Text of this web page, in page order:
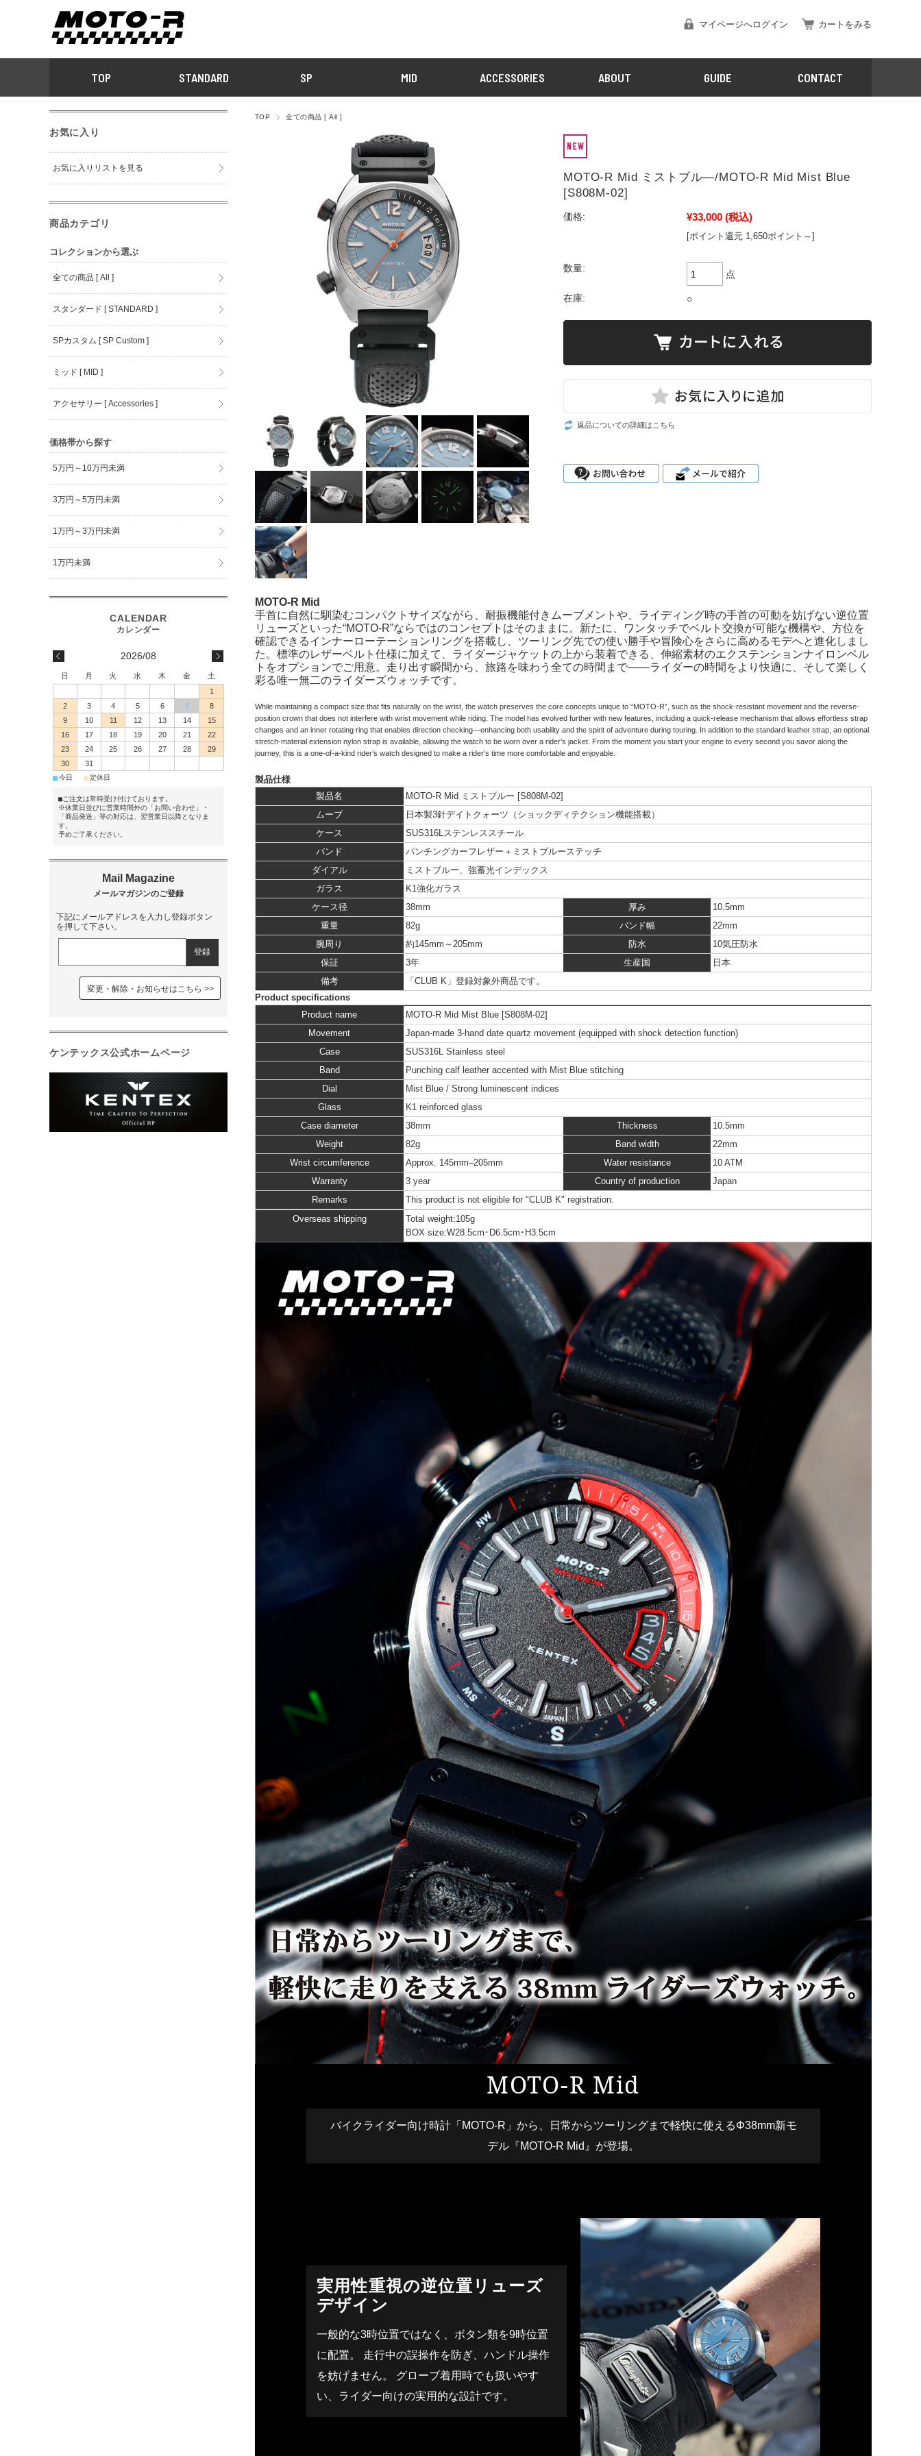
マイページへログイン カートをみる
TOP STANDARD SP MID ACCESSORIES ABOUT GUIDE CONTACT
TOP 全ての商品 [ All ]
MOTO-R Mid ミストブル―/MOTO-R Mid Mist Blue
[S808M-02]
価格: ¥33,000 (税込)
[ポイント還元 1,650ポイント～]
数量:
点
在庫: ○
返品についての詳細はこちら
MOTO-R Mid
手首に自然に馴染むコンパクトサイズながら、耐振機能付きムーブメントや、ライディング時の手首の可動を妨げない逆位置
リューズといった“MOTO-R”ならではのコンセプトはそのままに。新たに、ワンタッチでベルト交換が可能な機構や、方位を
確認できるインナーローテーションリングを搭載し、ツーリング先での使い勝手や冒険心をさらに高めるモデへと進化しまし
た。標準のレザーベルト仕様に加えて、ライダージャケットの上から装着できる、伸縮素材のエクステンションナイロンベル
トをオプションでご用意。走り出す瞬間から、旅路を味わう全ての時間まで――ライダーの時間をより快適に、そして楽しく
彩る唯一無二のライダーズウォッチです。
While maintaining a compact size that fits naturally on the wrist, the watch preserves the core concepts unique to “MOTO-R”, such as the shock-resistant movement and the reverse-
position crown that does not interfere with wrist movement while riding. The model has evolved further with new features, including a quick-release mechanism that allows effortless strap
changes and an inner rotating ring that enables direction checking—enhancing both usability and the spirit of adventure during touring. In addition to the standard leather strap, an optional
stretch-material extension nylon strap is available, allowing the watch to be worn over a rider’s jacket. From the moment you start your engine to every second you savor along the
journey, this is a one-of-a-kind rider’s watch designed to make a rider’s time more comfortable and enjoyable.
製品仕様
製品名
MOTO-R Mid ミストブルー [S808M-02]
ムーブ
日本製3針デイトクォーツ（ショックディテクション機能搭載）
ケース
SUS316Lステンレススチール
バンド
パンチングカーフレザー＋ミストブルーステッチ
ダイアル
ミストブルー、強蓄光インデックス
ガラス
K1強化ガラス
ケース径
38mm 厚み
10.5mm
重量
82g バンド幅
22mm
腕周り
約145mm～205mm 防水
10気圧防水
保証
3年 生産国
日本
備考
「CLUB K」登録対象外商品です。
Product specifications
Product name
MOTO-R Mid Mist Blue [S808M-02]
Movement
Japan-made 3-hand date quartz movement (equipped with shock detection function)
Case
SUS316L Stainless steel
Band
Punching calf leather accented with Mist Blue stitching
Dial
Mist Blue / Strong luminescent indices
Glass
K1 reinforced glass
Case diameter
38mm Thickness
10.5mm
Weight
82g Band width
22mm
Wrist circumference
Approx. 145mm–205mm Water resistance
10 ATM
Warranty
3 year Country of production
Japan
Remarks
This product is not eligible for "CLUB K" registration.
Overseas shipping
Total weight:105g
BOX size:W28.5cm･D6.5cm･H3.5cm
MOTO-R Mid
バイクライダー向け時計「MOTO-R」から、日常からツーリングまで軽快に使えるΦ38mm新モ
デル『MOTO-R Mid』が登場。
実用性重視の逆位置リューズ
デザイン
一般的な3時位置ではなく、ボタン類を9時位置
に配置。 走行中の誤操作を防ぎ、ハンドル操作
を妨げません。 グローブ着用時でも扱いやす
い、ライダー向けの実用的な設計です。
お気に入り
お気に入りリストを見る
商品カテゴリ
コレクションから選ぶ
全ての商品 [ All ]
スタンダード [ STANDARD ]
SPカスタム [ SP Custom ]
ミッド [ MID ]
アクセサリー [ Accessories ]
価格帯から探す
5万円～10万円未満
3万円～5万円未満
1万円～3万円未満
1万円未満
2026/08
日 月 火 水 木 金
土
1
2
3 4 5 6 7
8
9
10 11 12 13 14
15
16
17 18 19 20 21
22
23
24 25 26 27 28
29
30
31
■今日 ■定休日
■ご注文は常時受け付けております。
※休業日並びに営業時間外の「お問い合わせ」・
「商品発送」等の対応は、翌営業日以降となりま
す。
予めご了承ください。
下記にメールアドレスを入力し登録ボタン
を押して下さい。
変更・解除・お知らせはこちら
ケンテックス公式ホームページ